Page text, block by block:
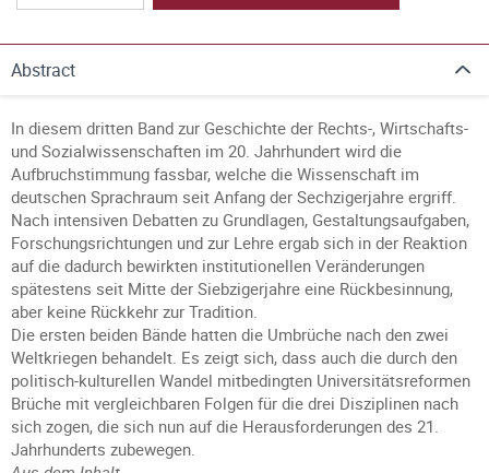
Abstract
In diesem dritten Band zur Geschichte der Rechts-, Wirtschafts-
und Sozialwissenschaften im 20. Jahrhundert wird die
Aufbruchstimmung fassbar, welche die Wissenschaft im
deutschen Sprachraum seit Anfang der Sechzigerjahre ergriff.
Nach intensiven Debatten zu Grundlagen, Gestaltungsaufgaben,
Forschungsrichtungen und zur Lehre ergab sich in der Reaktion
auf die dadurch bewirkten institutionellen Veränderungen
spätestens seit Mitte der Siebzigerjahre eine Rückbesinnung,
aber keine Rückkehr zur Tradition.
Die ersten beiden Bände hatten die Umbrüche nach den zwei
Weltkriegen behandelt. Es zeigt sich, dass auch die durch den
politisch-kulturellen Wandel mitbedingten Universitätsreformen
Brüche mit vergleichbaren Folgen für die drei Disziplinen nach
sich zogen, die sich nun auf die Herausforderungen des 21.
Jahrhunderts zubewegen.